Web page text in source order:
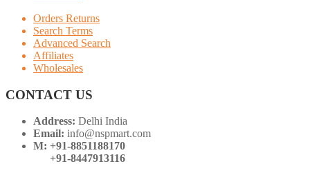
Orders Returns
Search Terms
Advanced Search
Affiliates
Wholesales
CONTACT US
Address: Delhi India
Email: info@nspmart.com
M: +91-8851188170
+91-8447913116